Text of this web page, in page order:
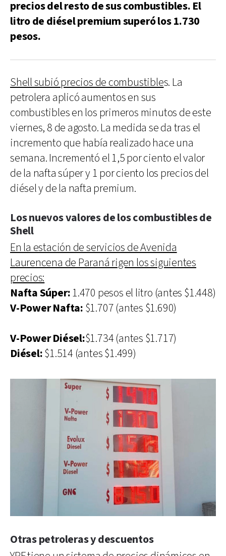
precios del resto de sus combustibles. El
litro de diésel premium superó los 1.730
pesos.
Shell subió precios de combustibles. La
petrolera aplicó aumentos en sus
combustibles en los primeros minutos de este
viernes, 8 de agosto. La medida se da tras el
incremento que había realizado hace una
semana. Incrementó el 1,5 por ciento el valor
de la nafta súper y 1 por ciento los precios del
diésel y de la nafta premium.
Los nuevos valores de los combustibles de
Shell
En la estación de servicios de Avenida
Laurencena de Paraná rigen los siguientes
precios:
Nafta Súper:1.470 pesos el litro (antes $1.448)
V-Power Nafta: $1.707 (antes $1.690)
V-Power Diésel:$1.734 (antes $1.717)
Diésel:$1.514 (antes $1.499)
Otras petroleras y descuentos